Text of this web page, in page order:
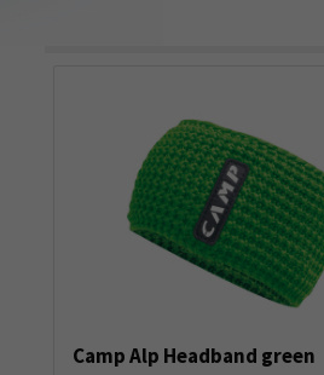
Camp Alp Headband green